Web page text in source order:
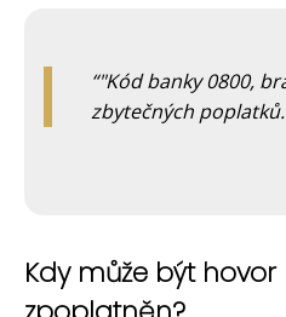
"Kód banky 0800,
zbytečných
Kdy může být hovor